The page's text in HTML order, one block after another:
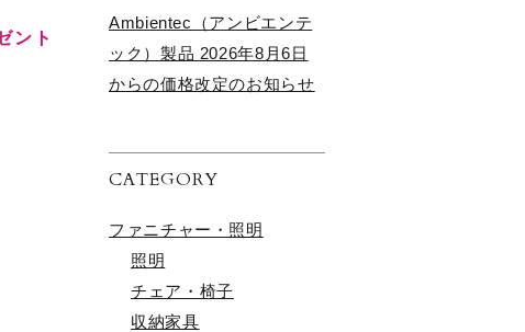
ント
Ambientec（アンビエンテ
ック）製品 2026年8月6日
からの価格改定のお知らせ
CATEGORY
ファニチャー・照明
照明
チェア・椅子
収納家具